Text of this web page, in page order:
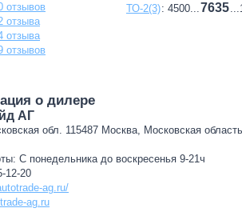
отзывов
отзыва
отзыва
отзывов
ТО-2(3): 4500...7635
о дилере
АГ
обл. 115487 Москва, Московская
С понедельника до воскресенья 9-21ч
12-20
ag.ru/
ag.ru